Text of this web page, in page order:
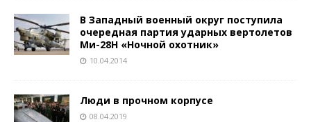
В Западный военный округ поступила
очередная партия ударных вертолетов
Ми-28Н «Ночной охотник»
10.04.2014
Люди в прочном корпусе
08.04.2019